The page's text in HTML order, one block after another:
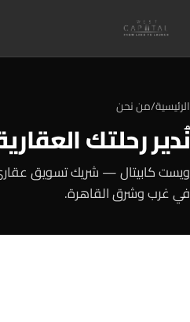
الرئيسية/من نحن
نُدير رحلتك
في غرب وشرق القاهرة.